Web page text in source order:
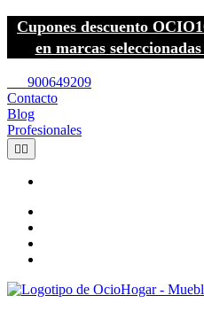
Cupones descuento
en marcas
900649209
Contacto
Blog
Profesionales
 